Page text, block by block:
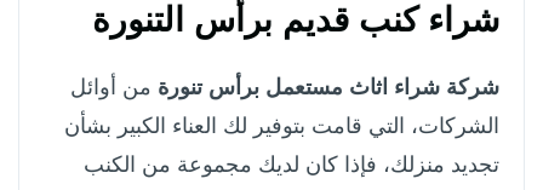
شراء كنب قديم برأس التنورة
شركة شراء اثاث مستعمل برأس تنورة من أوائل
الشركات، التي قامت بتوفير لك العناء الكبير بشأن
تجديد منزلك، فإذا كان لديك مجموعة من الكنب